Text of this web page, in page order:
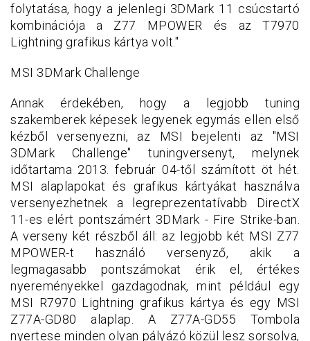
folytatása, hogy a jelenlegi 3DMark 11 csúcstartó
kombinációja a Z77 MPOWER és az T7970
Lightning grafikus kártya volt."
MSI 3DMark Challenge
Annak érdekében, hogy a legjobb tuning
szakemberek képesek legyenek egymás ellen első
kézből versenyezni, az MSI bejelenti az "MSI
3DMark Challenge" tuningversenyt, melynek
időtartama 2013. február 04-től számított öt hét.
MSI alaplapokat és grafikus kártyákat használva
versenyezhetnek a legreprezentatívabb DirectX
11-es elért pontszámért 3DMark - Fire Strike-ban.
A verseny két részből áll: az legjobb két MSI Z77
MPOWER-t használó versenyző, akik a
legmagasabb pontszámokat érik el, értékes
nyereményekkel gazdagodnak, mint például egy
MSI R7970 Lightning grafikus kártya és egy MSI
Z77A-GD80 alaplap. A Z77A-GD55 Tombola
nyertese minden olyan pályázó közül lesz sorsolva,